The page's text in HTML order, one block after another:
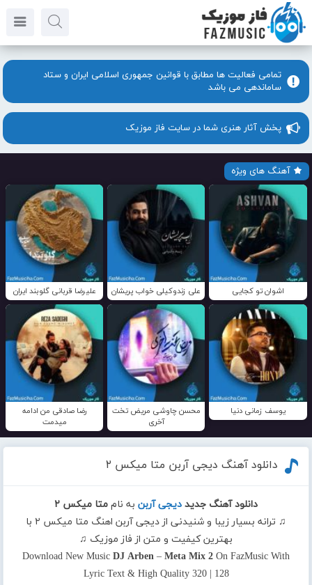
تمامی فعالیت ها مطابق با قوانین جمهوری اسلامی ایران و ستاد
ساماندهی می باشد
پخش آثار هنری شما در سایت فاز موزیک
آهنگ های ویژه
اشوان تو کجایی علی زندوکیلی خواب پریشان علیرضا قربانی گلوبند ایران
یوسف زمانی دنیا
محسن چاوشی مریض تخت
آخری
رضا صادقی من ادامه
میدمت
دانلود آهنگ دیجی آربن متا میکس ۲
دانلود آهنگ جدید دیجی آربن به نام متا میکس ۲
♫ ترانه بسیار زیبا و شنیدنی از دیجی آربن اهنگ متا میکس ۲ با
بهترین کیفیت و متن از فاز موزیک ♫
Download New Music DJ Arben – Meta Mix 2 On FazMusic With
Lyric Text & High Quality 320 | 128